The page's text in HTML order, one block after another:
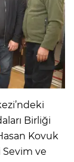
Birliği
Kovuk
ve